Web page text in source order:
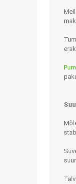
TREENING
Trenažöörid